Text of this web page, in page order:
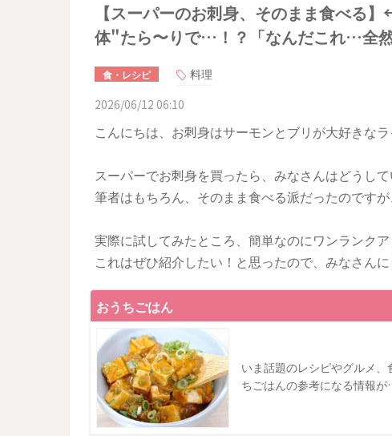
【スーパーのお刺身、そのまま食べる
体"たら〜りで…！？「なんだこれ…全
食・レシピ
料理
2026/06/12 06:10
こんにちは、お刺身はサーモンとブリが大好きなラ
スーパーでお刺身を買ったら、みなさんはどうして
筆者はもちろん、そのまま食べる派だったのです
実際に試してみたところ、簡単なのにワンランク
これはぜひ紹介したい！と思ったので、みなさん
おうちごはん
いま話題のレシピやグルメ
ちごはんの参考になる情報